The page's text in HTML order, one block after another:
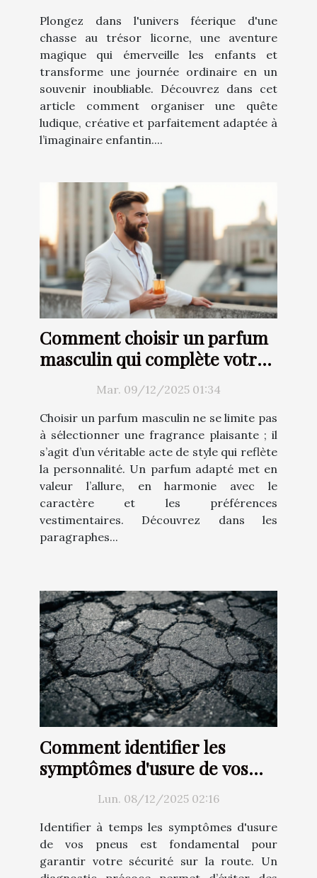
Plongez dans l'univers féerique d'une
chasse au trésor licorne, une aventure
magique qui émerveille les enfants et
transforme une journée ordinaire en un
souvenir inoubliable. Découvrez dans cet
article comment organiser une quête
ludique, créative et parfaitement adaptée à
l’imaginaire enfantin....
Comment choisir un parfum
masculin qui complète votre
Mar. 09/12/2025 01:34
Choisir un parfum masculin ne se limite pas
à sélectionner une fragrance plaisante ; il
s’agit d’un véritable acte de style qui reflète
la personnalité. Un parfum adapté met en
valeur l’allure, en harmonie avec le
caractère et les préférences
vestimentaires. Découvrez dans les
paragraphes...
Comment identifier les
symptômes d'usure de vos
pneus ?Lun. 08/12/2025 02:16
Identifier à temps les symptômes d'usure
de vos pneus est fondamental pour
garantir votre sécurité sur la route. Un